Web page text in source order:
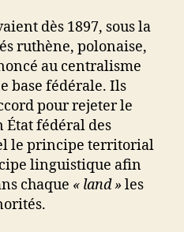
dès 1897, sous la
ruthène, polonaise,
au centralisme
base fédérale. Ils
pour rejeter le
État fédéral des
le principe territorial
linguistique afin
chaque « land » les